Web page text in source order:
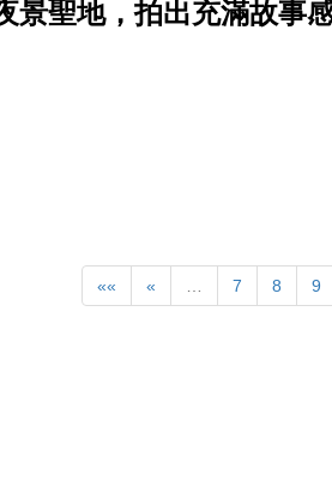
景聖地，拍出充滿故事
«« « … 7 8 9